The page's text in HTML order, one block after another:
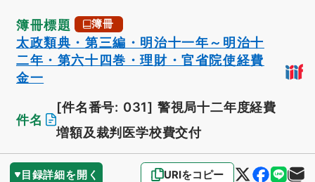
簿冊標題 簿冊
太政類典・第三編・明治十一年～明治十
二年・第六十四巻・理財・官省院使経費
金一
件名
[件名番号: 031] 警視局十二年度経費
増額及裁判医学校費交付
目録詳細を開く URIをコピー